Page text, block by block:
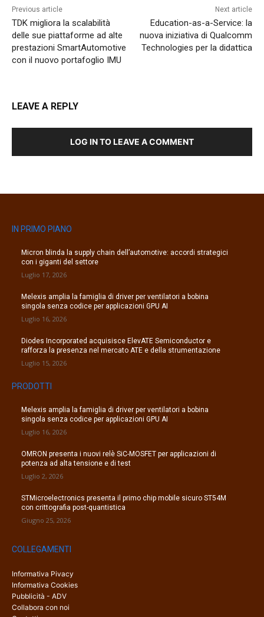
Previous article
TDK migliora la scalabilità
delle sue piattaforme ad alte
prestazioni SmartAutomotive
con il nuovo portafoglio IMU
Next article
Education-as-a-Service: la
nuova iniziativa di Qualcomm
Technologies per la didattica
LEAVE A REPLY
LOG IN TO LEAVE A COMMENT
IN PRIMO PIANO
Micron blinda la supply chain dell’automotive: accordi strategici
con i giganti del settore
Luglio 17, 2026
Melexis amplia la famiglia di driver per ventilatori a bobina
singola senza codice per applicazioni GPU AI
Luglio 16, 2026
Diodes Incorporated acquisisce ElevATE Semiconductor e
rafforza la presenza nel mercato ATE e della strumentazione
Luglio 15, 2026
PRODOTTI
Melexis amplia la famiglia di driver per ventilatori a bobina
singola senza codice per applicazioni GPU AI
Luglio 16, 2026
OMRON presenta i nuovi relè SiC-MOSFET per applicazioni di
potenza ad alta tensione e di test
Luglio 2, 2026
STMicroelectronics presenta il primo chip mobile sicuro ST54M
con crittografia post-quantistica
Giugno 25, 2026
COLLEGAMENTI
Informativa Pivacy
Informativa Cookies
Pubblicità - ADV
Collabora con noi